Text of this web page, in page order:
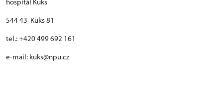
544 43 Kuks 81
tel.: +420 499 692 161
e-mail: kuks@npu.cz